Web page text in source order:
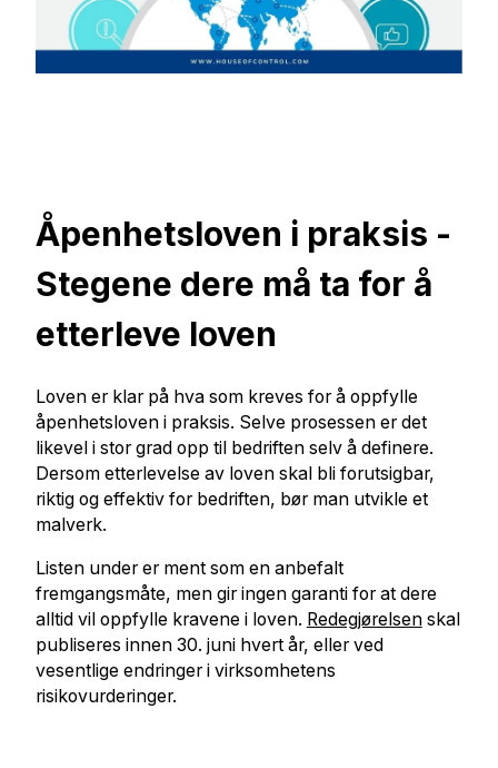
Åpenhetsloven i praksis -
Stegene dere må ta for å
etterleve loven
Loven er klar på hva som kreves for å oppfylle
åpenhetsloven i praksis. Selve prosessen er det
likevel i stor grad opp til bedriften selv å definere.
Dersom etterlevelse av loven skal bli forutsigbar,
riktig og effektiv for bedriften, bør man utvikle et
malverk.
Listen under er ment som en anbefalt
fremgangsmåte, men gir ingen garanti for at dere
alltid vil oppfylle kravene i loven. Redegjørelsenskal
publiseres innen 30. juni hvert år, eller ved
vesentlige endringer i virksomhetens
risikovurderinger.